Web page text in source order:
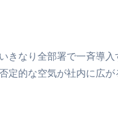
きなり全部署で一斉導
的な空気が社内に広が